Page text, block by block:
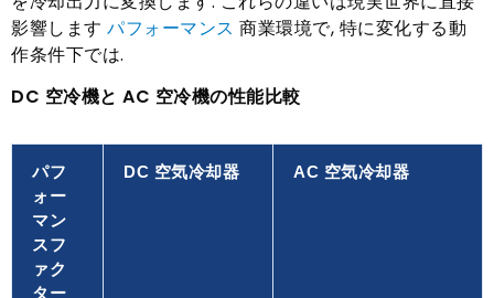
影響します パフォーマンス 商業環境で, 特に変化する動
作条件下では.
DC 空冷機と AC 空冷機の性能比較
パフ
ォー
マン
スフ
ァク
ター
DC 空気冷却器 AC 空気冷却器